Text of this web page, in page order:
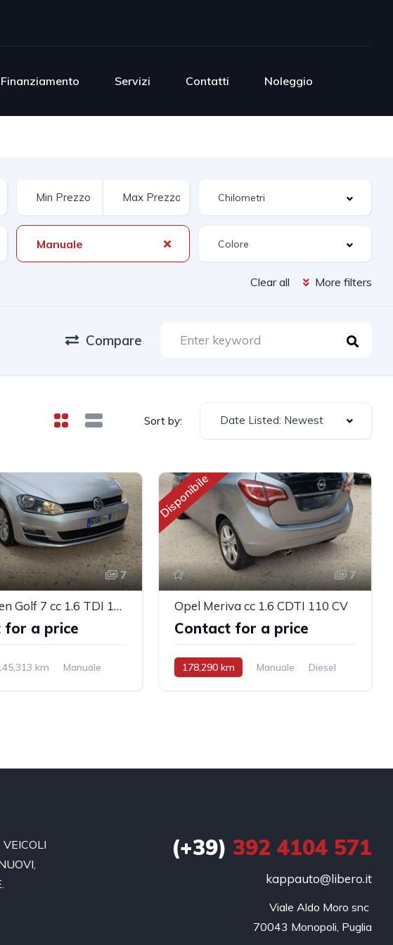
Servizi Contatti Noleggio
Manuale
Clear all More filters
Compare
Sort by: Date Listed: Newest
7
Volkswagen Golf 7 cc 1.6 TDI 105 CV
for a price
km
Manuale
Disponibile
7
Opel Meriva cc 1.6 CDTI 110 CV
Contact for a price
178,290 km Manuale
Diesel
(+39) 392 4104 571
kappauto@libero.it
Viale Aldo Moro snc
70043 Monopoli, Puglia